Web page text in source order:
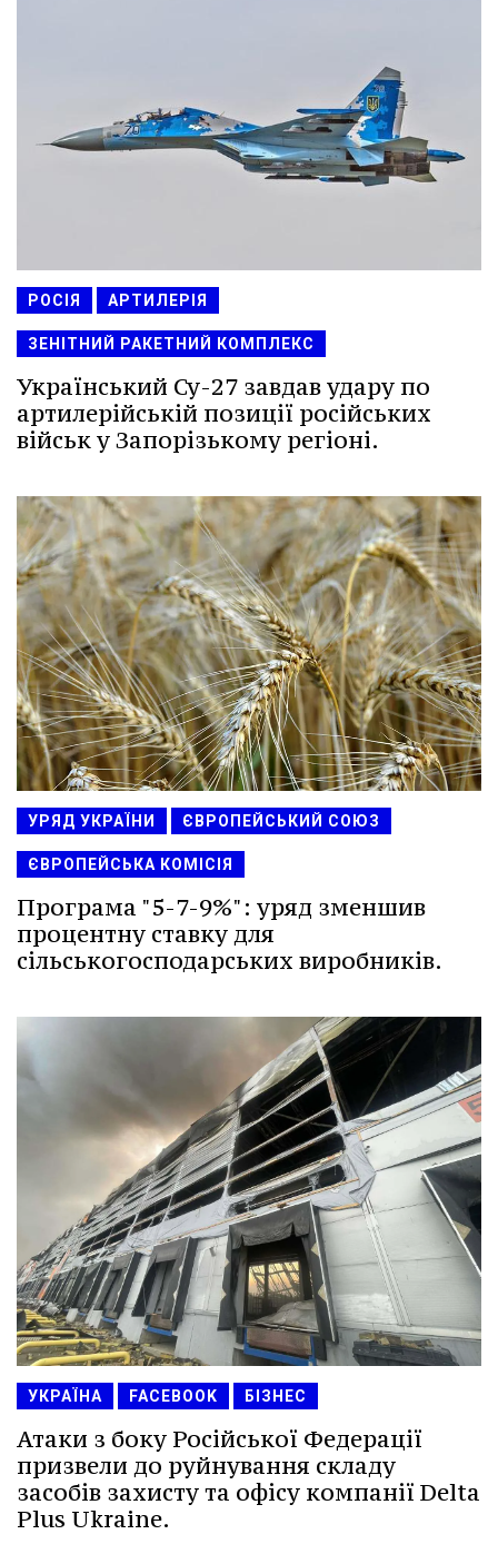
РОСІЯ АРТИЛЕРІЯ
ЗЕНІТНИЙ РАКЕТНИЙ КОМПЛЕКС
Український Су-27 завдав удару по
артилерійській позиції російських
військ у Запорізькому регіоні.
УРЯД УКРАЇНИ ЄВРОПЕЙСЬКИЙ СОЮЗ
ЄВРОПЕЙСЬКА КОМІСІЯ
Програма "5-7-9%": уряд зменшив
процентну ставку для
сільськогосподарських виробників.
УКРАЇНА FACEBOOK БІЗНЕС
Атаки з боку Російської Федерації
призвели до руйнування складу
засобів захисту та офісу компанії Delta
Plus Ukraine.